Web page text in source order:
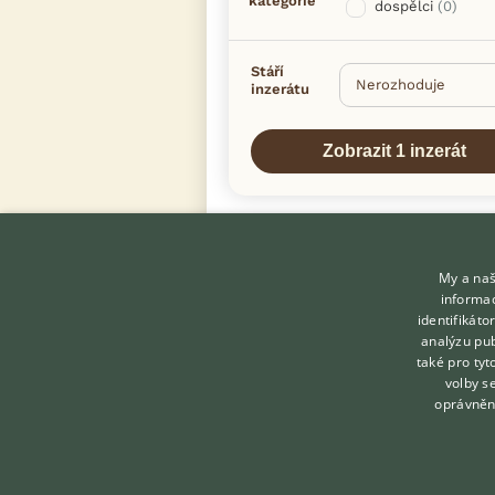
dospělci (0)
Stáří
inzerátu
KONTAKT DO REDAKCE
My a
analýzu
také pro
volby